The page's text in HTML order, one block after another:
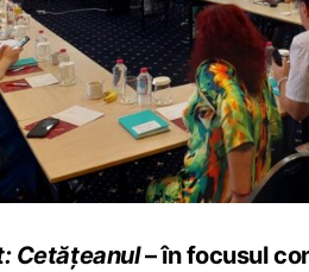
Cetățeanul– în focusul